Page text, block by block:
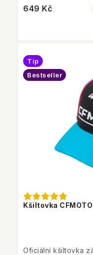
649 Kč
Kšiltovka
Tip
Bestseller
Oficiální kšiltovka